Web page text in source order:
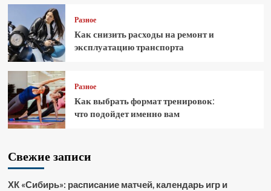
Разное
Как снизить расходы на ремонт и
эксплуатацию транспорта
Разное
Как выбрать формат тренировок:
что подойдет именно вам
Свежие записи
ХК «Сибирь»: расписание матчей, календарь игр и